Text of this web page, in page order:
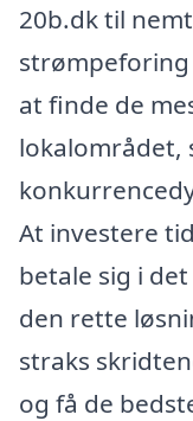
20b.dk til
strømpeforing
at finde de
lokalområdet,
At investere
betale sig i
den rette
straks
og få de